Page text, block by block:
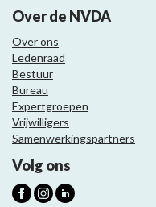
Over de NVDA
Over ons
Ledenraad
Bestuur
Bureau
Expertgroepen
Vrijwilligers
Samenwerkingspartners
Volg ons